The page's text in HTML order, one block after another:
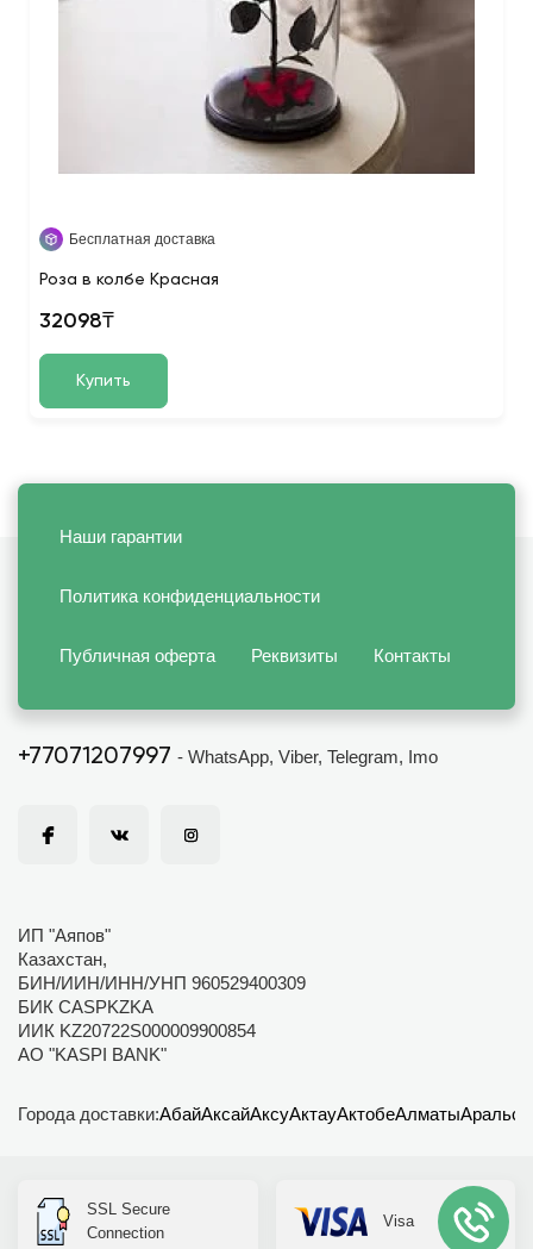
Бесплатная доставка
Роза в колбе Красная
32098₸
Купить
Наши гарантии
Политика конфиденциальности
Публичная оферта Реквизиты Контакты
+77071207997 - WhatsApp, Viber, Telegram, Imo
ИП "Аяпов"
Казахстан,
БИН/ИИН/ИНН/УНП 960529400309
БИК CASPKZKA
ИИК KZ20722S000009900854
АО "KASPI BANK"
Города доставки:АбайАксайАксуАктауАктобеАлматыАральск
SSL Secure
Connection
Visa